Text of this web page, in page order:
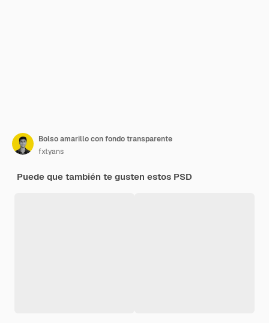
Bolso amarillo con fondo transparente
fxtyans
Puede que también te gusten estos PSD